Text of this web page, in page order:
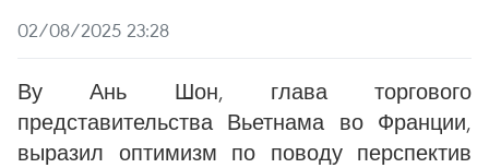
02/08/2025 23:28
Ву Ань Шон, глава торгового
представительства Вьетнама во Франции,
выразил оптимизм по поводу перспектив